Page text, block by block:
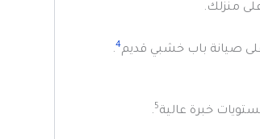
منزلك.
4
.
5
.